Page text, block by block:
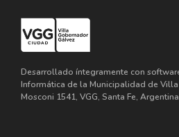
Desarrollado íntegramente con
Informática de la Municipalidad de
Mosconi 1541, VGG, Santa Fe,